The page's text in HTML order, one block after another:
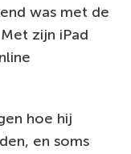
was met de
zijn iPad
hoe hij
en soms